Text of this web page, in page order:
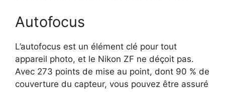
Autofocus
L’autofocus est un élément clé pour tout
appareil photo, et le Nikon ZF ne déçoit pas.
Avec 273 points de mise au point, dont 90 % de
couverture du capteur, vous pouvez être assuré